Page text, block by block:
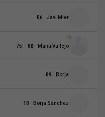
06 Javi Mier
08 Manu Vallejo
75’
09 Borja
10 Borja Sánchez